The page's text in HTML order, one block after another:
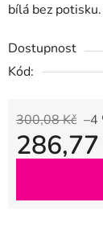
bílá bez potisku.
Dostupnost
Kód:
300,08 Kč –4